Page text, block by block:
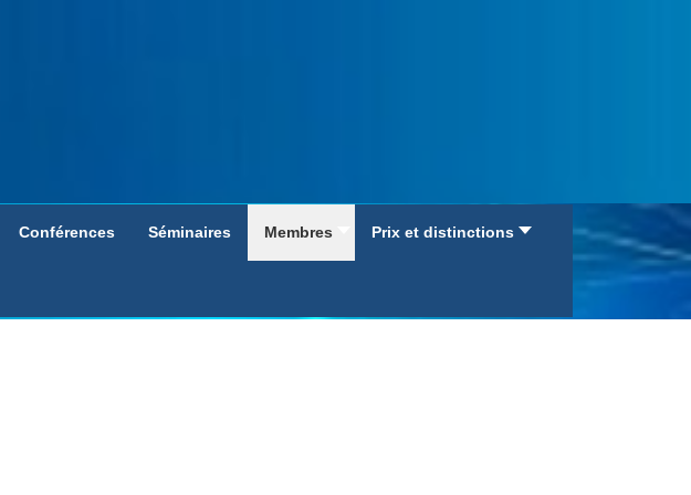
Conférences Séminaires Membres Prix et distinctions